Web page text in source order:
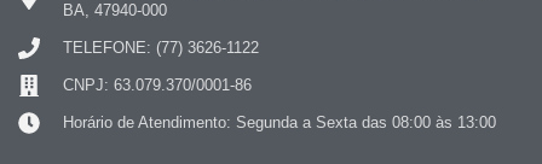
BA, 47940-000
TELEFONE: (77) 3626-1122
CNPJ: 63.079.370/0001-86
Horário de Atendimento: Segunda a Sexta das 08:00 às 13:00